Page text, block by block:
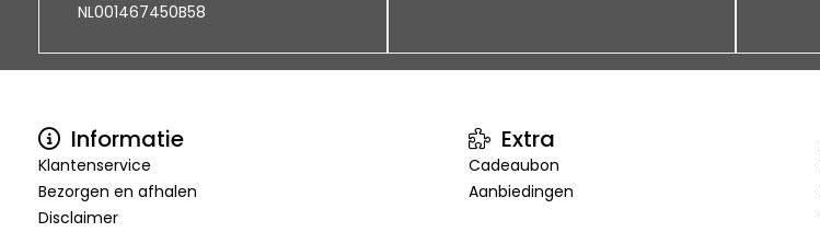
NL001467450B58
Informatie
Klantenservice
Bezorgen en afhalen
Disclaimer
Extra
Cadeaubon
Aanbiedingen